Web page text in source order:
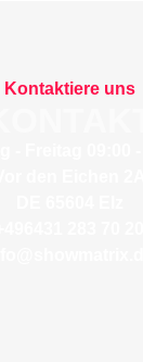
Kontaktiere uns